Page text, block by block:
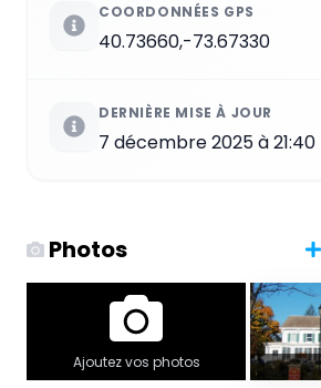
COORDONNÉES GPS
40.73660,-73.67330
DERNIÈRE MISE À JOUR
7 décembre 2025 à 21:40
Photos
Ajoutez vos photos